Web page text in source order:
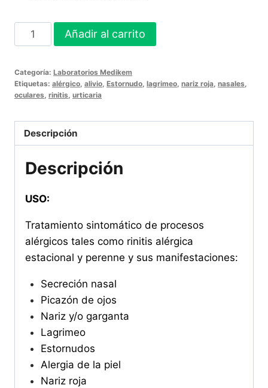
RINOKEM
10
50
Tabletas
Añadir al carrito
Categoría: Laboratorios Medikem
Etiquetas: alérgico alivio Estornudo lagrimeo nariz roja nasales
oculares rinitis urticaria
Descripción
Descripción
USO:
Tratamiento sintomático de procesos
alérgicos tales como rinitis alérgica
estacional y perenne y sus manifestaciones:
Secreción nasal
Picazón de ojos
Nariz y/o garganta
Lagrimeo
Estornudos
Alergia de la piel
Nariz roja